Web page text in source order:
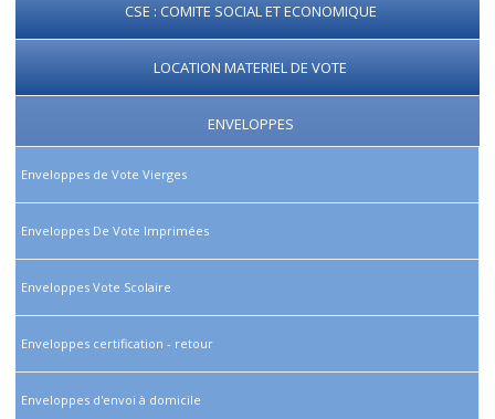
CSE : COMITE SOCIAL ET ECONOMIQUE
LOCATION MATERIEL DE VOTE
ENVELOPPES
Enveloppes de Vote Vierges
Enveloppes De Vote Imprimées
Enveloppes Vote Scolaire
Enveloppes certification - retour
Enveloppes d'envoi à domicile